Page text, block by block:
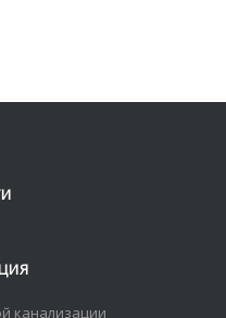
канализации